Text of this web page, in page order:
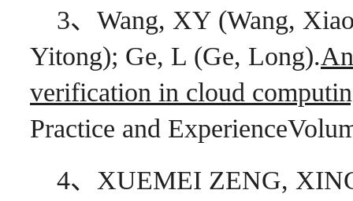
3、Wang, XY (Wang,
Yitong); Ge, L (Ge, Long).
verification in cloud
Practice and
4、XUEMEI ZENG,